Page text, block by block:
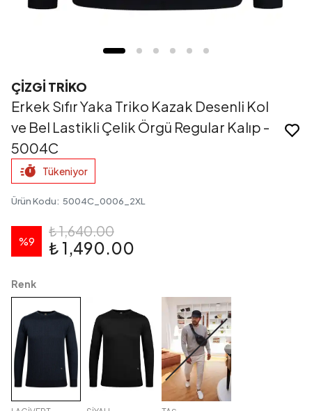
ÇİZGİ TRİKO
Erkek Sıfır Yaka Triko Kazak Desenli Kol
ve Bel Lastikli Çelik Örgü Regular Kalıp -
5004C
Tükeniyor
Ürün Kodu: 5004C_0006_2XL
%9
₺ 1,640.00
₺ 1,490.00
Renk